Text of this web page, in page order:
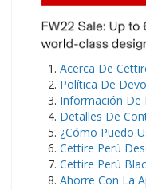
Acerca De
Política De
Información De
Detalles De
¿Cómo Puedo
Cettire Perú
Cettire Perú
Ahorre Con La